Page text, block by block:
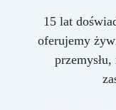
15 lat
oferujemy